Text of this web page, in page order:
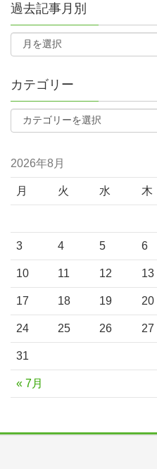
過去記事月別
カテゴリー
2026年8月
月 火 水 木
« 7月
3 4 5 6
10 11 12 13
17 18 19 20
24 25 26 27
31